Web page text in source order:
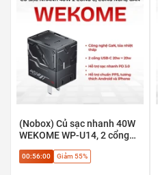
(Nobox) Củ sạc nhanh 40W
WEKOME WP-U14, 2 cổng
nghệ GaN. Hỗ trợ chuẩn
00:56:00 Giảm 55%